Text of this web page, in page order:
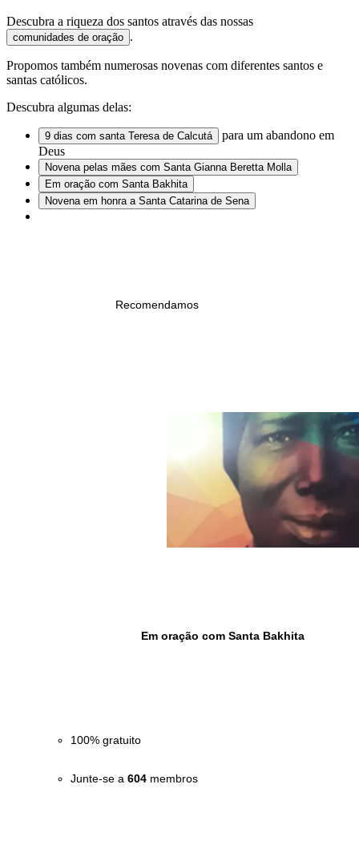
Descubra a riqueza dos santos através das nossas
comunidades de oração .
Propomos também numerosas novenas com diferentes santos e
santas católicos.
Descubra algumas delas:
9 dias com santa Teresa de Calcutá
para um abandono em
Deus
Novena pelas mães com Santa Gianna Beretta Molla
Em oração com Santa Bakhita
Novena em honra a Santa Catarina de Sena
100% gratuito
Junte-se a 604 membros